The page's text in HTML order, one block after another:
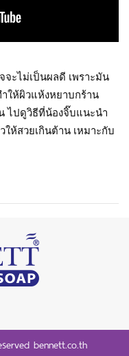
ะไม่เป็นผลดี เพราะมัน
ให้ผิวแห้งหยาบกร้าน
ไปดูวิธีที่น้องจิ๊บแนะนำ
ให้สวยเกินต้าน เหมาะกับ
bennett.co.th